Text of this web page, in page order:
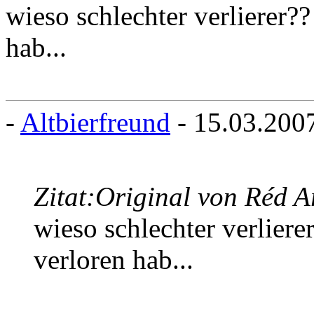
wieso schlechter
hab...
- Altbierfreund -
Zitat:Original von Réd
wieso schlechter
verloren hab...